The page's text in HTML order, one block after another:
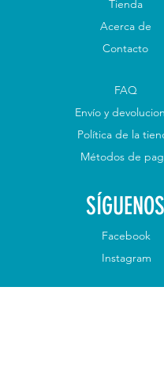
Tienda
Acerca de
Contacto
FAQ
Envío y
Política de la
Métodos de
SÍGUENOS
Facebook
Instagram